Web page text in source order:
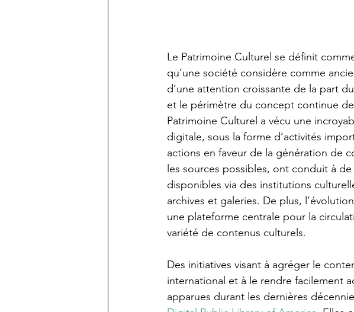
Le Patrimoine Culturel se définit
qu’une société considère comme
d’une attention croissante de la part
et le périmètre du concept continue
Patrimoine Culturel a vécu une
digitale, sous la forme d’activités
actions en faveur de la génération de
les sources possibles, ont conduit à
disponibles via des institutions
archives et galeries. De plus,
une plateforme centrale pour la
variété de contenus culturels.
Des initiatives visant à agréger le
international et à le rendre facilement
apparues durant les dernières